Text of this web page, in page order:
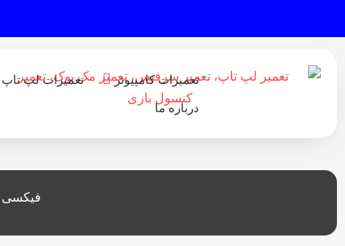
تعمیرات کامپیوتر تعمیرات لپ تاپ
درباره ما
فیکسی